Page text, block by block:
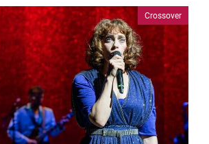
Crossover